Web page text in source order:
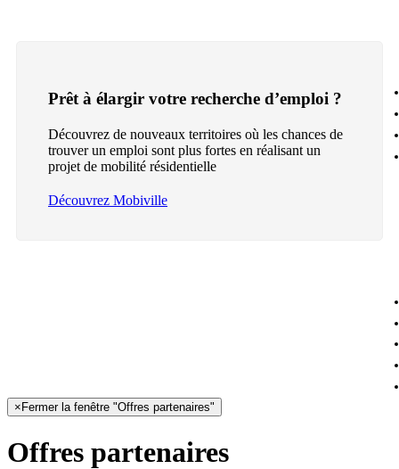
Prêt à élargir votre recherche d’emploi ?
Découvrez de nouveaux territoires où les chances de
trouver un emploi sont plus fortes en réalisant un
projet de mobilité résidentielle
Découvrez Mobiville
× Fermer la fenêtre "Offres partenaires"
Offres partenaires